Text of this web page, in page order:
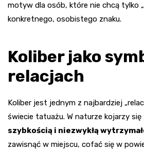
motyw dla osób, które nie chcą tylko
konkretnego, osobistego znaku.
Koliber jako
relacjach
Koliber jest jednym z najbardziej
świecie tatuażu. W naturze kojarzy się
szybkością i niezwykłą
zawisnąć w miejscu, cofać się w